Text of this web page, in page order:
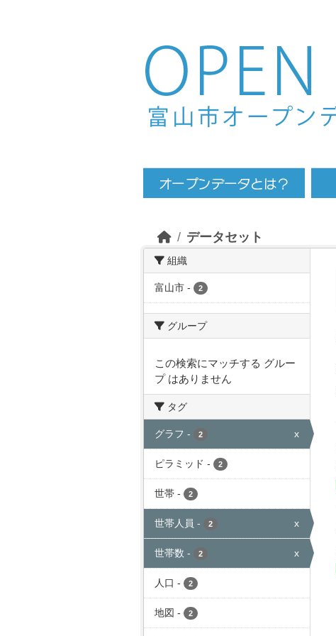
Skip to main content
データセット
組織
富山市 - 2
グループ
この検索にマッチする グルー
プ はありません
タグ
グラフ - 2 x
ピラミッド - 2
世帯 - 2
世帯人員 - 2 x
世帯数 - 2 x
人口 - 2
地図 - 2